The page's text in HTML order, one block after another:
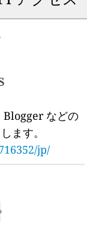
などの
ます。
jp/